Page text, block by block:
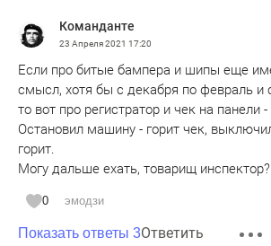
Команданте
23 Апреля 2021 17:20
Если про битые бампера и шипы еще
смысл, хотя бы с декабря по февраль и
то вот про регистратор и чек на панели
Остановил машину - горит чек,
горит.
Могу дальше ехать, товарищ инспектор?
0 эмодзи
Показать ответы 3Ответить